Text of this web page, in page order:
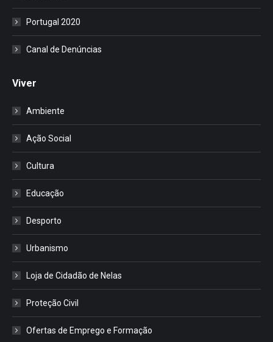
Portugal 2020
Canal de Denúncias
Viver
Ambiente
Ação Social
Cultura
Educação
Desporto
Urbanismo
Loja de Cidadão de Nelas
Proteção Civil
Ofertas de Emprego e Formação